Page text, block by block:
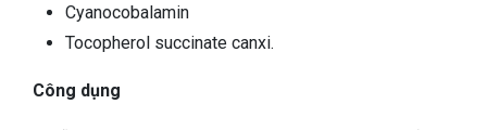
Cyanocobalamin
Tocopherol succinate canxi.
Công dụng